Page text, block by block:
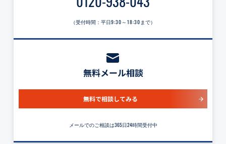
（受付時間：平日9:30～18:30 まで）
無料メール相談
無料で相談してみる
メールでのご相談は365日24時間受付中